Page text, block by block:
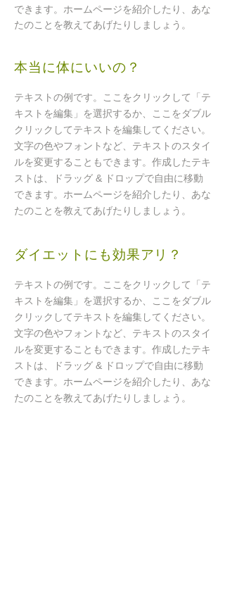
できます。ホームページを紹介したり、あな
たのことを教えてあげたりしましょう。
本当に体にいいの？
テキストの例です。ここをクリックして「テ
キストを編集」を選択するか、ここをダブル
クリックしてテキストを編集してください。
文字の色やフォントなど、テキストのスタイ
ルを変更することもできます。作成したテキ
ストは、ドラッグ & ドロップで自由に移動
できます。ホームページを紹介したり、あな
たのことを教えてあげたりしましょう。
ダイエットにも効果アリ？
テキストの例です。ここをクリックして「テ
キストを編集」を選択するか、ここをダブル
クリックしてテキストを編集してください。
文字の色やフォントなど、テキストのスタイ
ルを変更することもできます。作成したテキ
ストは、ドラッグ & ドロップで自由に移動
できます。ホームページを紹介したり、あな
たのことを教えてあげたりしましょう。